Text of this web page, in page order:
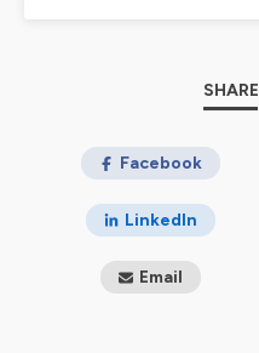
SHARE
Facebook
LinkedIn
Email